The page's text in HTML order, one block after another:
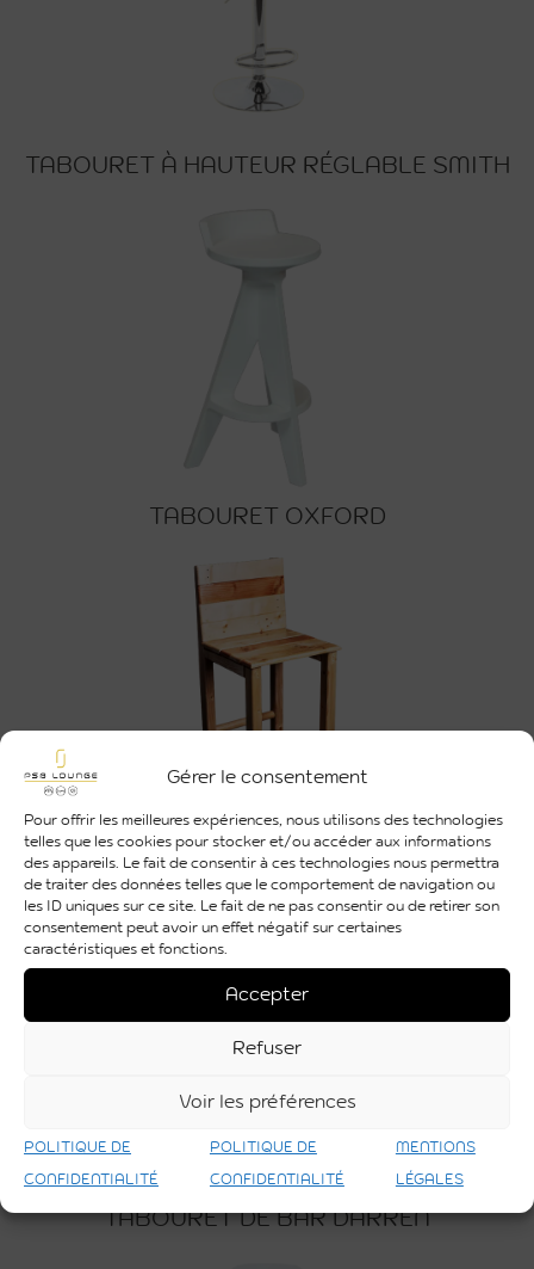
Gérer le consentement
Pour offrir les meilleures expériences, nous utilisons des technologies
telles que les cookies pour stocker et/ou accéder aux informations
des appareils. Le fait de consentir à ces technologies nous permettra
de traiter des données telles que le comportement de navigation ou
les ID uniques sur ce site. Le fait de ne pas consentir ou de retirer son
consentement peut avoir un effet négatif sur certaines
caractéristiques et fonctions.
Accepter
Refuser
Voir les préférences
POLITIQUE DE
CONFIDENTIALITÉ
POLITIQUE DE
CONFIDENTIALITÉ
MENTIONS
LÉGALES
TABOURET À HAUTEUR RÉGLABLE SMITH
TABOURET OXFORD
TABOURET DE BAR AUTHENTIC
TABOURET DE BAR DARREN